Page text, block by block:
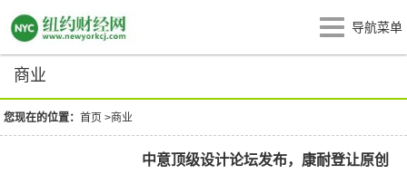
导航菜单
商业
您现在的位置：首页 >商业
中意顶级设计论坛发布，康耐登让原创